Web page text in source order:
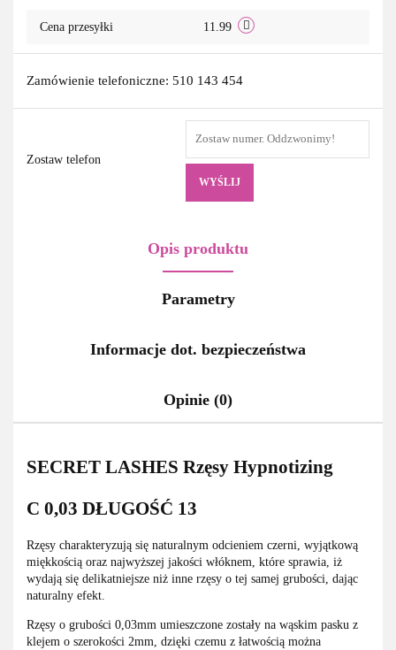
Cena przesyłki 11.99
Zamówienie telefoniczne: 510 143 454
Zostaw telefon
WYŚLIJ
Opis produktu
Parametry
Informacje dot. bezpieczeństwa
Opinie (0)
SECRET LASHES Rzęsy Hypnotizing
C 0,03 DŁUGOŚĆ 13
Rzęsy charakteryzują się naturalnym odcieniem czerni, wyjątkową
miękkością oraz najwyższej jakości włóknem, które sprawia, iż
wydają się delikatniejsze niż inne rzęsy o tej samej grubości, dając
naturalny efekt.
Rzęsy o grubości 0,03mm umieszczone zostały na wąskim pasku z
klejem o szerokości 2mm, dzięki czemu z łatwością można